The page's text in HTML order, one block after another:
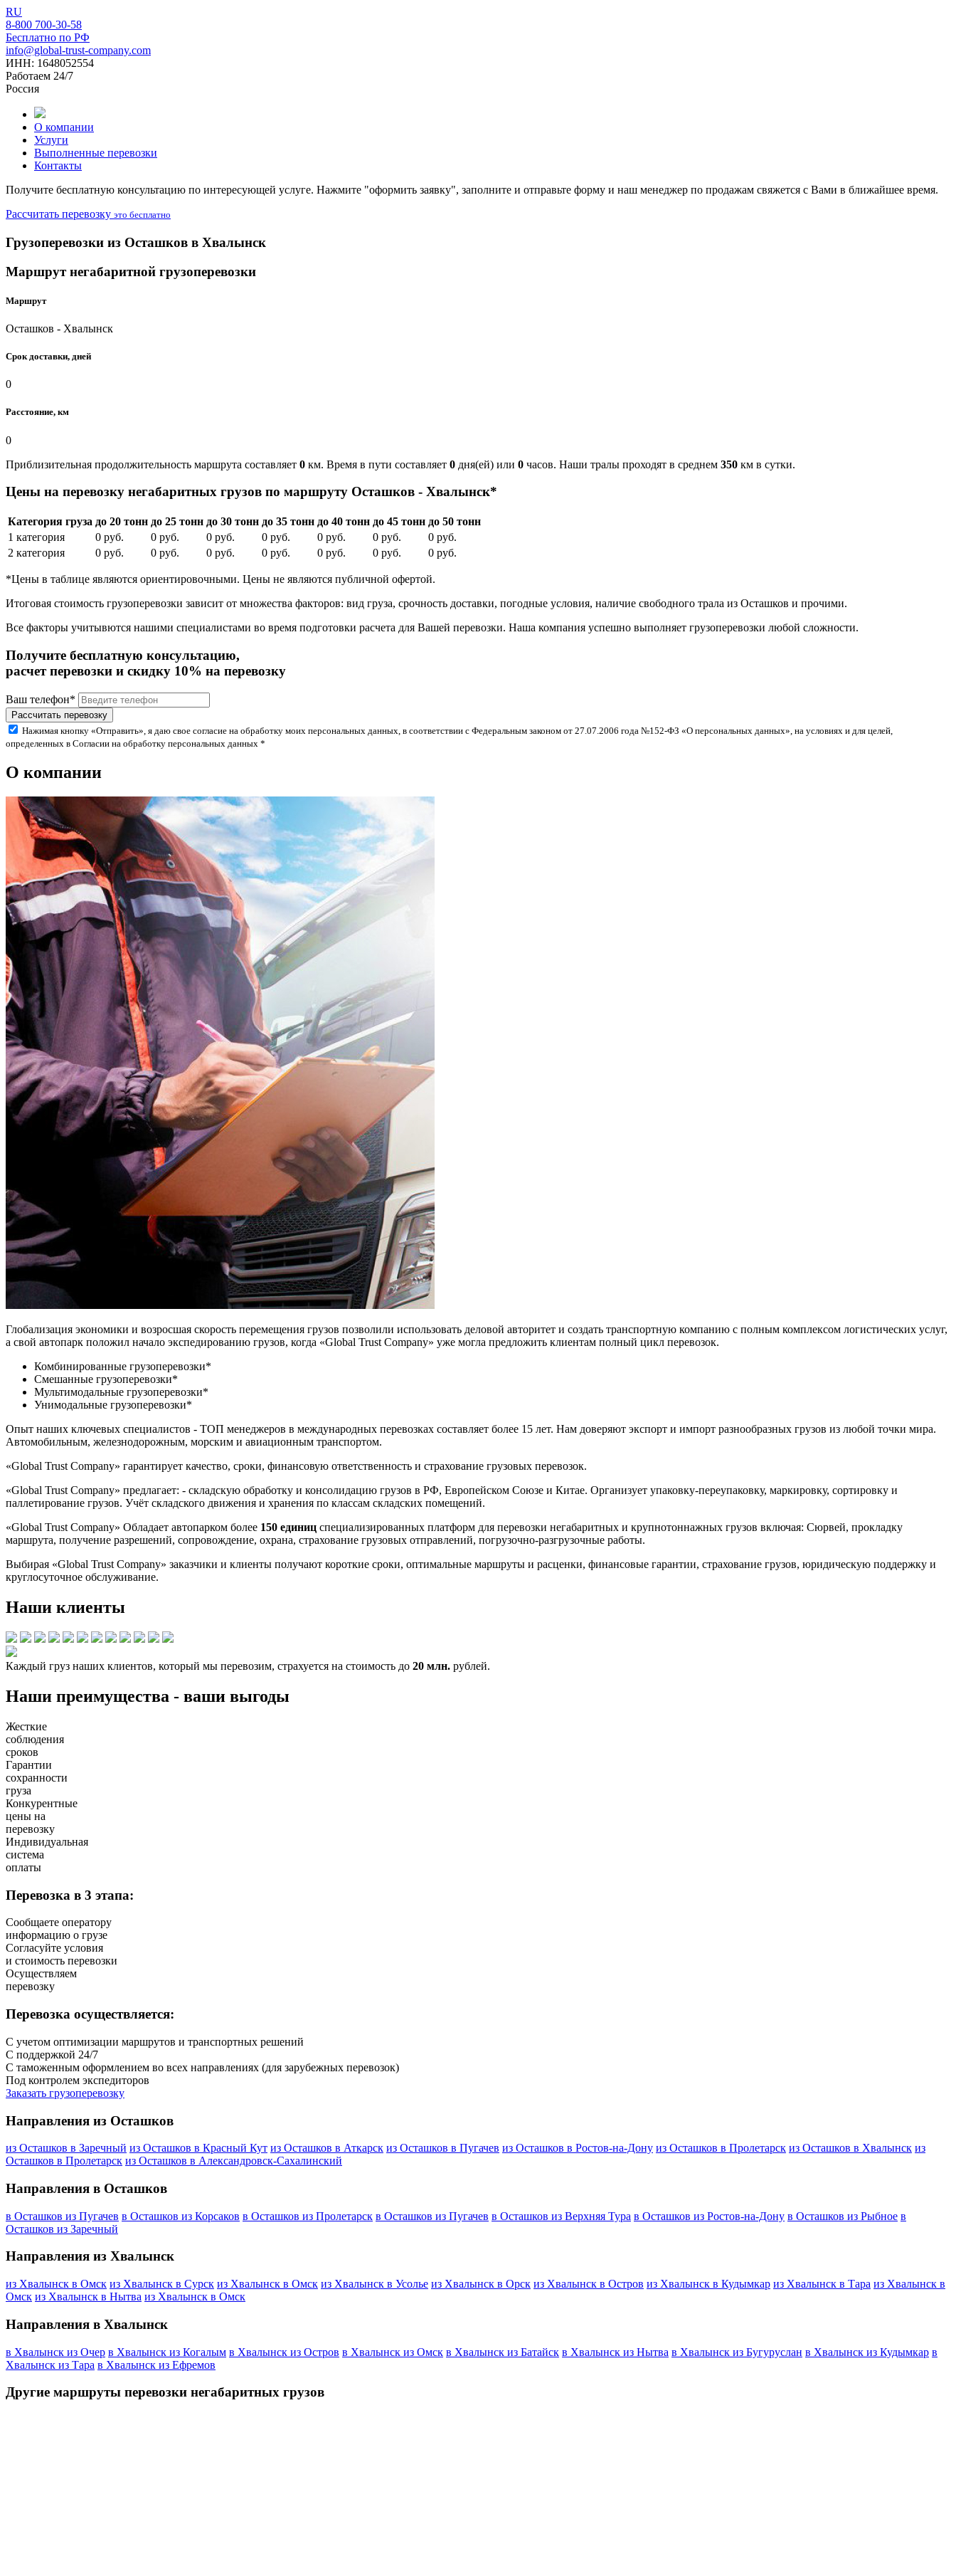
RU
8-800 700-30-58
Бесплатно по РФ
info@global-trust-company.com
ИНН: 1648052554
Работаем 24/7
Россия
О компании
Услуги
Выполненные перевозки
Контакты
Получите бесплатную консультацию по интересующей услуге. Нажмите "оформить заявку", заполните и отправьте форму и наш менеджер по продажам свяжется с Вами в ближайшее время.
Рассчитать перевозку это бесплатно
Грузоперевозки из Осташков в Хвалынск
Маршрут негабаритной грузоперевозки
Маршрут
Осташков - Хвалынск
Срок доставки, дней
0
Расстояние, км
0
Приблизительная продолжительность маршрута составляет 0 км. Время в пути составляет 0 дня(ей) или 0 часов. Наши тралы проходят в среднем 350 км в сутки.
Цены на перевозку негабаритных грузов по маршруту Осташков - Хвалынск*
Категория груза до 20 тонн до 25 тонн до 30 тонн до 35 тонн до 40 тонн до 45 тонн до 50 тонн
1 категория
0 руб. 0 руб. 0 руб. 0 руб. 0 руб. 0 руб.
0 руб.
2 категория
0 руб. 0 руб. 0 руб. 0 руб. 0 руб. 0 руб. 0 руб.
*Цены в таблице являются ориентировочными. Цены не являются публичной офертой.
Итоговая стоимость грузоперевозки зависит от множества факторов: вид груза, срочность доставки, погодные условия, наличие свободного трала из Осташков и прочими.
Все факторы учитывются нашими специалистами во время подготовки расчета для Вашей перевозки. Наша компания успешно выполняет грузоперевозки любой сложности.
Получите бесплатную консультацию,
расчет перевозки и скидку 10% на перевозку
Ваш телефон*
Нажимая кнопку «Отправить», я даю свое согласие на обработку моих персональных данных, в соответствии с Федеральным законом от 27.07.2006 года №152-ФЗ «О персональных данных», на условиях и для целей,
определенных в Согласии на обработку персональных данных *
О компании
Глобализация экономики и возросшая скорость перемещения грузов позволили использовать деловой авторитет и создать транспортную компанию с полным комплексом логистических услуг,
а свой автопарк положил начало экспедированию грузов, когда «Global Trust Company» уже могла предложить клиентам полный цикл перевозок.
Комбинированные грузоперевозки*
Смешанные грузоперевозки*
Мультимодальные грузоперевозки*
Унимодальные грузоперевозки*
Опыт наших ключевых специалистов - ТОП менеджеров в международных перевозках составляет более 15 лет. Нам доверяют экспорт и импорт разнообразных грузов из любой точки мира.
Автомобильным, железнодорожным, морским и авиационным транспортом.
«Global Trust Company» гарантирует качество, сроки, финансовую ответственность и страхование грузовых перевозок.
«Global Trust Company» предлагает: - складскую обработку и консолидацию грузов в РФ, Европейском Союзе и Китае. Организует упаковку-переупаковку, маркировку, сортировку и
паллетирование грузов. Учёт складского движения и хранения по классам складских помещений.
«Global Trust Company» Обладает автопарком более 150 единиц специализированных платформ для перевозки негабаритных и крупнотоннажных грузов включая: Сюрвей, прокладку
маршрута, получение разрешений, сопровождение, охрана, страхование грузовых отправлений, погрузочно-разгрузочные работы.
Выбирая «Global Trust Company» заказчики и клиенты получают короткие сроки, оптимальные маршруты и расценки, финансовые гарантии, страхование грузов, юридическую поддержку и
круглосуточное обслуживание.
Наши клиенты
Каждый груз наших клиентов, который мы перевозим, страхуется на стоимость до 20 млн. рублей.
Наши преимущества - ваши выгоды
Жесткие
соблюдения
сроков
Гарантии
сохранности
груза
Конкурентные
цены на
перевозку
Индивидуальная
система
оплаты
Перевозка в 3 этапа:
Сообщаете оператору
информацию о грузе
Согласуйте условия
и стоимость перевозки
Осуществляем
перевозку
Перевозка осуществляется:
С учетом оптимизации маршрутов и транспортных решений
С поддержкой 24/7
С таможенным оформлением во всех направлениях (для зарубежных перевозок)
Под контролем экспедиторов
Заказать грузоперевозку
Направления из Осташков
из Осташков в Заречный из Осташков в Красный Кут из Осташков в Аткарск из Осташков в Пугачев из Осташков в Ростов-на-Дону из Осташков в Пролетарск из Осташков в Хвалынск из
Осташков в Пролетарск из Осташков в Александровск-Сахалинский
Направления в Осташков
в Осташков из Пугачев в Осташков из Корсаков в Осташков из Пролетарск в Осташков из Пугачев в Осташков из Верхняя Тура в Осташков из Ростов-на-Дону в Осташков из Рыбное в
Осташков из Заречный
Направления из Хвалынск
из Хвалынск в Омск из Хвалынск в Сурск из Хвалынск в Омск из Хвалынск в Усолье из Хвалынск в Орск из Хвалынск в Остров из Хвалынск в Кудымкар из Хвалынск в Тара из Хвалынск в
Омск из Хвалынск в Нытва из Хвалынск в Омск
Направления в Хвалынск
в Хвалынск из Очер в Хвалынск из Когалым в Хвалынск из Остров в Хвалынск из Омск в Хвалынск из Батайск в Хвалынск из Нытва в Хвалынск из Бугуруслан в Хвалынск из Кудымкар в
Хвалынск из Тара в Хвалынск из Ефремов
Другие маршруты перевозки негабаритных грузов